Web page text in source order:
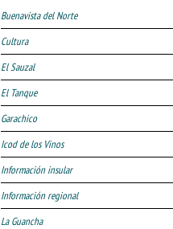
Buenavista del Norte
Cultura
El Sauzal
El Tanque
Garachico
Icod de los Vinos
Información insular
Información regional
La Guancha